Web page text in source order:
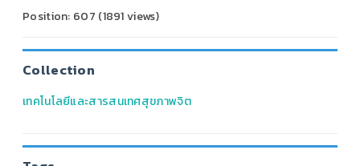
Position: 607 (1891views)
Collection
เทคโนโลยีและสารสนเทศสุขภาพจิต